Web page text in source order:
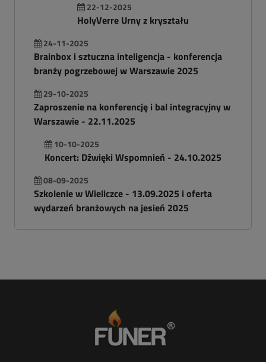
22-12-2025
HolyVerre Urny z kryształu
24-11-2025
Brainbox i sztuczna inteligencja - konferencja
branży pogrzebowej w Warszawie 2025
29-10-2025
Zaproszenie na konferencję i bal integracyjny w
Warszawie - 22.11.2025
10-10-2025
Koncert: Dźwięki Wspomnień - 24.10.2025
08-09-2025
Szkolenie w Wieliczce - 13.09.2025 i oferta
wydarzeń branżowych na jesień 2025